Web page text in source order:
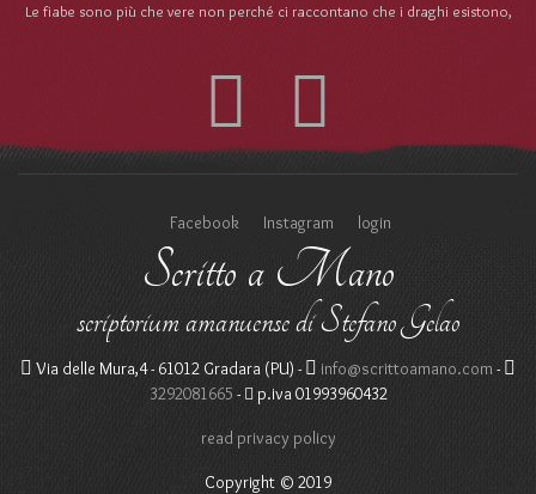
Le fiabe sono più che vere non perché ci raccontano che i draghi esistono,
Facebook Instagram login
Scritto a Mano
scriptorium amanuense di Stefano Gelao
Via delle Mura,4 - 61012 Gradara (PU) - info@scrittoamano.com -
3292081665 - p.iva 01993960432
read privacy policy
Copyright © 2019